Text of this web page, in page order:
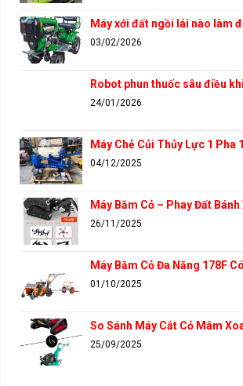
Máy xới đất ngồi lái nào làm
03/02/2026
Robot phun thuốc sâu điều
24/01/2026
Máy Chẻ Củi Thủy Lực 1 Pha
04/12/2025
Máy Băm Cỏ – Phay Đất
26/11/2025
Máy Băm Cỏ Đa Năng 178F
01/10/2025
So Sánh Máy Cắt Cỏ Mâm
25/09/2025